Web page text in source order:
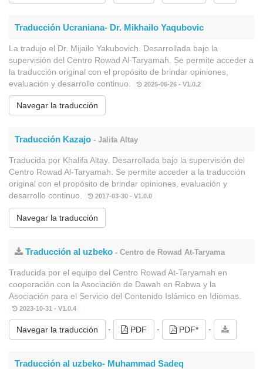
Traducción Ucraniana- Dr. Mikhailo Yaqubovic
La tradujo el Dr. Mijailo Yakubovich. Desarrollada bajo la
supervisión del Centro Rowad Al-Taryamah. Se permite acceder a
la traducción original con el propósito de brindar opiniones,
evaluación y desarrollo continuo.
2025-06-26 - V1.0.2
Navegar la traducción
Traducción Kazajo - Jalifa Altay
Traducida por Khalifa Altay. Desarrollada bajo la supervisión del
Centro Rowad Al-Taryamah. Se permite acceder a la traducción
original con el propósito de brindar opiniones, evaluación y
desarrollo continuo.
2017-03-30 - V1.0.0
Navegar la traducción
Traducción al uzbeko - Centro de Rowad At-Taryama
Traducida por el equipo del Centro Rowad At-Taryamah en
cooperación con la Asociación de Dawah en Rabwa y la
Asociación para el Servicio del Contenido Islámico en Idiomas.
2023-10-31 - V1.0.4
Navegar la traducción - PDF - PDF* -
Traducción al uzbeko- Muhammad Sadeq